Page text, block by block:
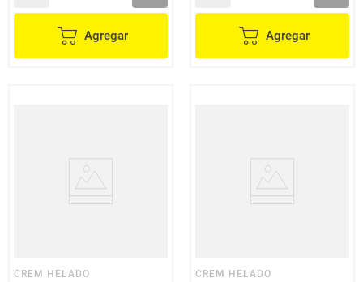
Agregar Agregar
CREM HELADO CREM HELADO